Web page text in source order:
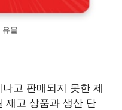
유몰
고 판매되지 못한 제
재고 상품과 생산 단